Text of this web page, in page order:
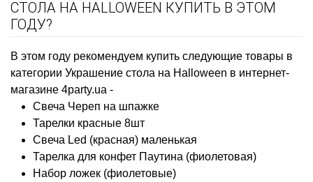
СТОЛА НА HALLOWEEN КУПИТЬ В ЭТОМ
ГОДУ?
В этом году рекомендуем купить следующие товары в
категории Украшение стола на Halloween в интернет-
магазине 4party.ua -
Свеча Череп на шпажке
Тарелки красные 8шт
Свеча Led (красная) маленькая
Тарелка для конфет Паутина (фиолетовая)
Набор ложек (фиолетовые)